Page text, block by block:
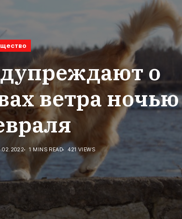
о
ветра ночью
1 MINS READ 421 VIEWS